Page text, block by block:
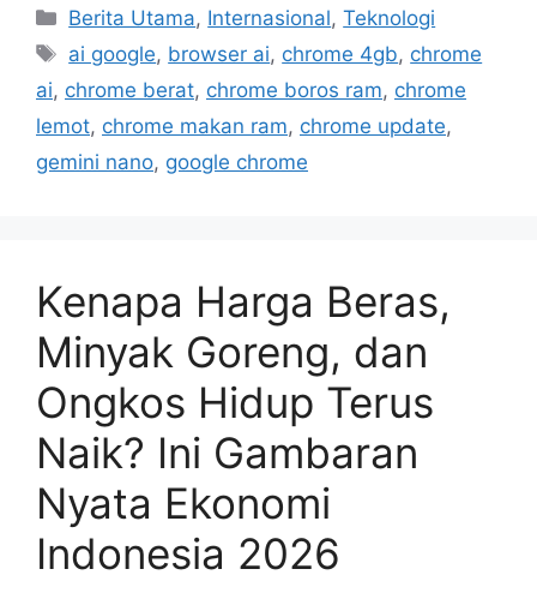
C
a
e
g
o
Berita Utama, Internasional,Teknologi
T
a
s
ai google, browser ai, chrome 4gb, chrome
ai, chrome berat, chrome boros ram, chrome
lemot, chrome makan ram, chrome update,
gemini nano, google chrome
Kenapa Harga Beras,
Minyak Goreng, dan
Ongkos Hidup Terus
Naik? Ini Gambaran
Nyata Ekonomi
Indonesia 2026